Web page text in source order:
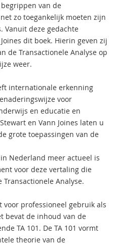
van de
zo toegankelijk moeten zijn
Vanuit deze gedachte
dit boek. Hierin geven zij
de Transactionele Analyse op
weer.
internationale erkenning
voor
en educatie en
en Vann Joines laten u
grote toepassingen van de
Nederland meer actueel is
voor deze vertaling die
Analyse.
voor professioneel gebruik als
bevat de inhoud van de
TA 101. De TA 101 vormt
theorie van de